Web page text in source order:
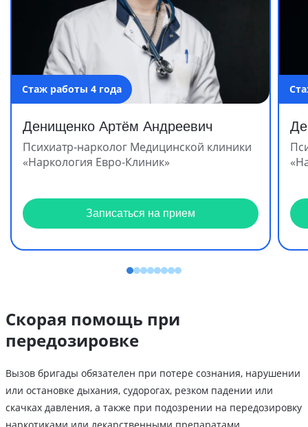
Стаж работы 4 года
Денищенко Артём Андреевич
Психиатр-нарколог Медицинской клиники
«Наркология Евро-Клиник»
Записаться на прием
Скорая помощь при
передозировке
Вызов бригады обязателен при потере сознания, нарушении
или остановке дыхания, судорогах, резком падении или
скачках давления, а также при подозрении на передозировку